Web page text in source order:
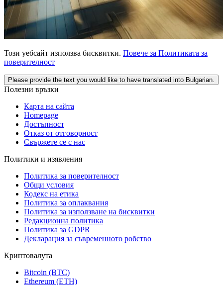
Този уебсайт използва бисквитки. Повече за Политиката за
поверителност
Please provide the text you would like to have translated into Bulgarian.
Полезни връзки
Карта на сайта
Homepage
Достъпност
Отказ от отговорност
Свържете се с нас
Политики и изявления
Политика за поверителност
Общи условия
Кодекс на етика
Политика за оплаквания
Политика за използване на бисквитки
Редакционна политика
Политика за GDPR
Декларация за съвременното робство
Криптовалута
Bitcoin (BTC)
Ethereum (ETH)